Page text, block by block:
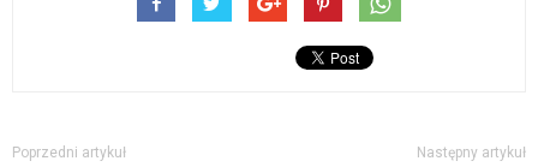
Poprzedni artykuł Następny artykuł